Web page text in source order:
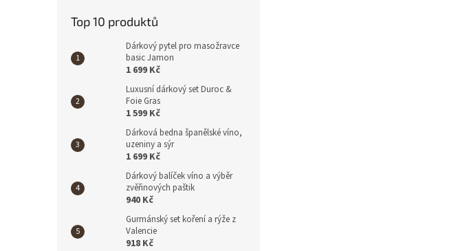
Top 10 produktů
Dárkový pytel pro masožravce
basic Jamon
1 699 Kč
Luxusní dárkový set Duroc &
Foie Gras
1 599 Kč
Dárková bedna španělské víno,
uzeniny a sýr
1 699 Kč
Dárkový balíček víno a výběr
zvěřinových paštik
940 Kč
Gurmánský set koření a rýže z
Valencie
918 Kč